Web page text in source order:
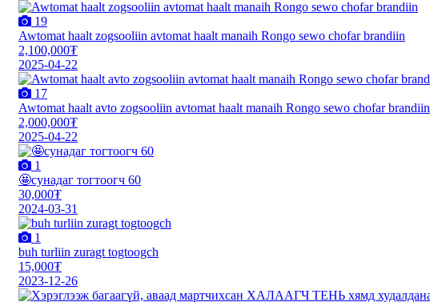
19
Awtomat haalt zogsooliin avtomat haalt manaih Rongo sewo chofar brandiin
2,100,000₮
2025-04-22
17
Awtomat haalt avto zogsooliin avtomat haalt manaih Rongo sewo chofar brandiin
2,000,000₮
2025-04-22
1
🤩сунадаг тогтоогч 60
30,000₮
2024-03-31
1
buh turliin zuragt togtoogch
15,000₮
2023-12-26